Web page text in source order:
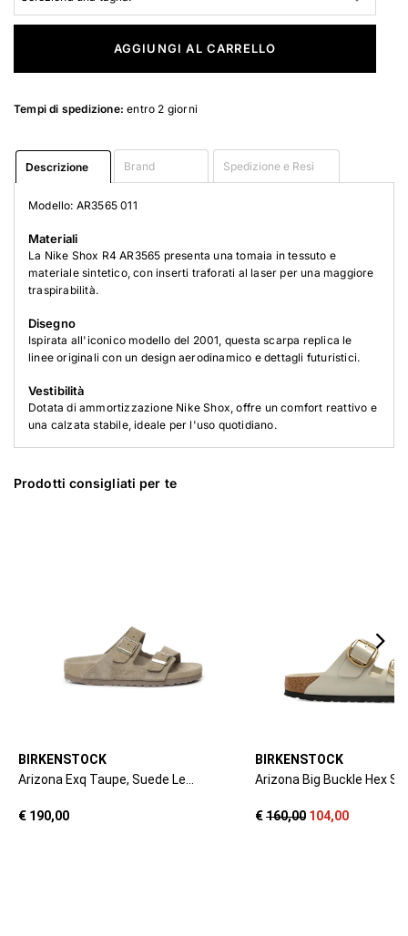
AGGIUNGI AL CARRELLO
Tempi di spedizione: entro 2 giorni
Descrizione Brand Spedizione e Resi
Modello: AR3565 011
Materiali
La Nike Shox R4 AR3565 presenta una tomaia in tessuto e
materiale sintetico, con inserti traforati al laser per una maggiore
traspirabilità.
Disegno
Ispirata all'iconico modello del 2001, questa scarpa replica le
linee originali con un design aerodinamico e dettagli futuristici.
Vestibilità
Dotata di ammortizzazione Nike Shox, offre un comfort reattivo e
una calzata stabile, ideale per l'uso quotidiano.
Prodotti consigliati per te